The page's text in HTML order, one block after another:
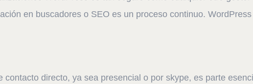
en buscadores o SEO es un proceso continuo.
directo, ya sea presencial o por skype, es parte